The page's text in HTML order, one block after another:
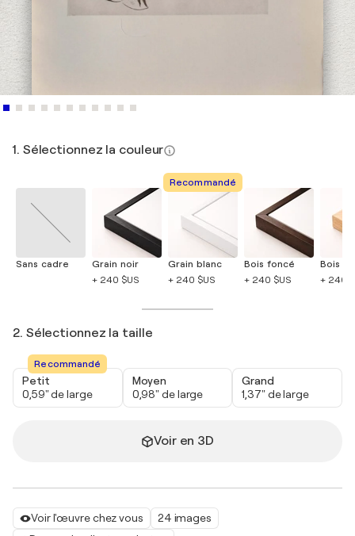
Voir l'œuvre chez vous
24 images
1. Sélectionnez la couleur
Sans cadre
Grain noir
+ 240 $US
Recommandé
Grain blanc
+ 240 $US
Bois foncé
+ 240 $US
Bois
+ 240
2. Sélectionnez la taille
Recommandé
Petit
0,59" de large
Moyen
0,98" de large
Grand
1,37" de large
Voir en 3D